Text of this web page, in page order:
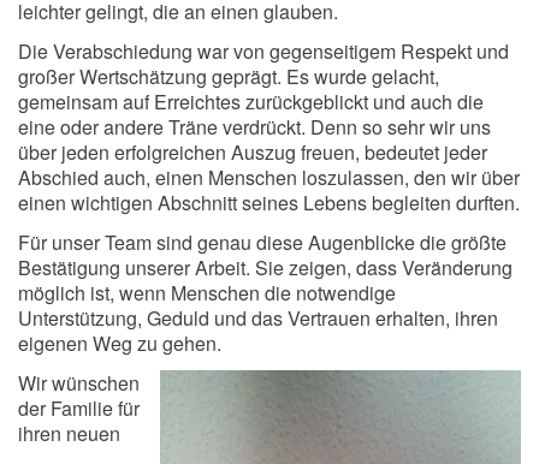
leichter gelingt, die an einen glauben.
Die Verabschiedung war von gegenseitigem Respekt und
großer Wertschätzung geprägt. Es wurde gelacht,
gemeinsam auf Erreichtes zurückgeblickt und auch die
eine oder andere Träne verdrückt. Denn so sehr wir uns
über jeden erfolgreichen Auszug freuen, bedeutet jeder
Abschied auch, einen Menschen loszulassen, den wir über
einen wichtigen Abschnitt seines Lebens begleiten durften.
Für unser Team sind genau diese Augenblicke die größte
Bestätigung unserer Arbeit. Sie zeigen, dass Veränderung
möglich ist, wenn Menschen die notwendige
Unterstützung, Geduld und das Vertrauen erhalten, ihren
eigenen Weg zu gehen.
Wir wünschen
der Familie für
ihren neuen